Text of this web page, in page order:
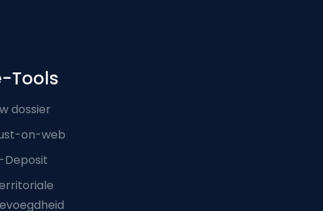
Tools
dossier
on-web
Deposit